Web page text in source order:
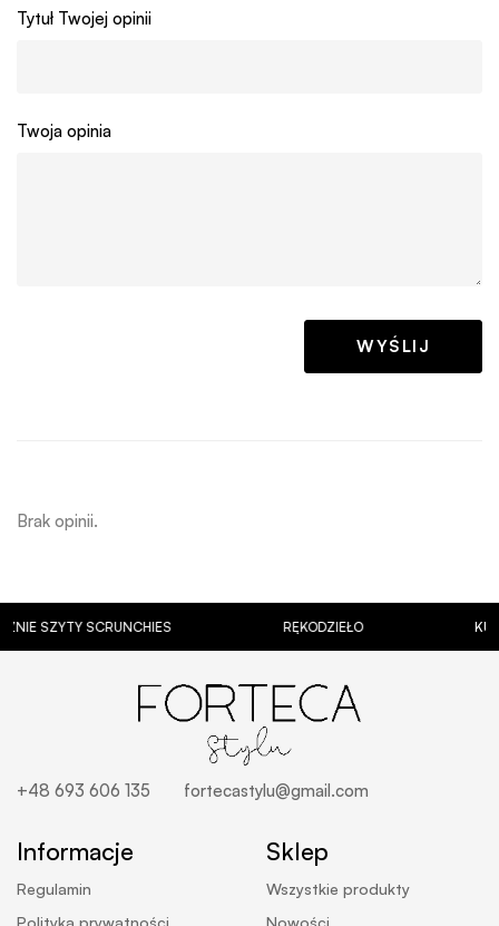
Tytuł Twojej opinii
Twoja opinia
Brak opinii.
SCRUNCHIES RĘKODZIEŁO KUBKI Z
+48 693 606 135 fortecastylu@gmail.com
Informacje
Regulamin
Polityka prywatności
Sklep
Wszystkie produkty
Nowości